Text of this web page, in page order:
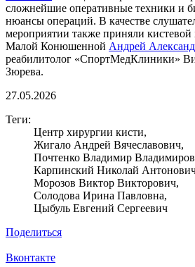
сложнейшие оперативные техники и
нюансы операций. В качестве
мероприятии также приняли
Малой Конюшенной Андрей
реабилитолог «СпортМедКлиники»
Зюрева.
27.05.2026
Теги:
Центр хирургии кисти,
Жигало Андрей Вячеславович,
Почтенко Владимир
Карпинский Николай
Морозов Виктор Викторович,
Солодова Ирина Павловна,
Цыбуль Евгений Сергеевич
Поделиться
Вконтакте